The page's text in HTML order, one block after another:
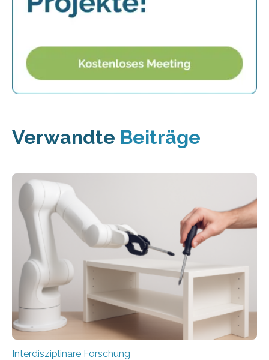
Verwandte Beiträge
Interdisziplinäre Forschung